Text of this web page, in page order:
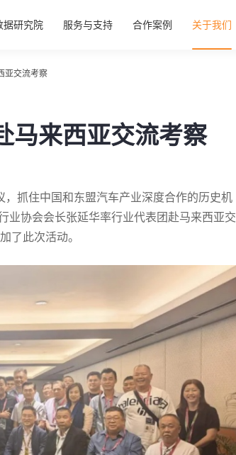
据研究院 服务与支持 合作案例 关于我们
亚交流考察
马来西亚交流考察
抓住中国和东盟汽车产业深度合作的历史机
业协会会长张延华率行业代表团赴马来西亚交
了此次活动。